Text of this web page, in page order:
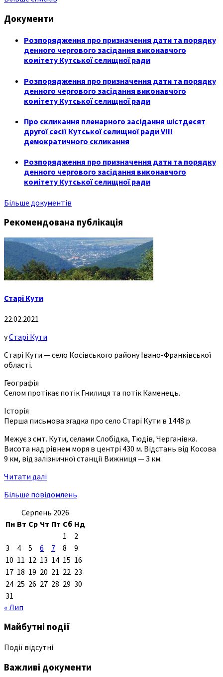
Документи
Розпорядження про призначення дати та порядку
денного чергового засідання виконавчого
комітету Кутської селищної ради
Розпорядження про призначення дати та порядку
денного чергового засідання виконавчого
комітету Кутської селищної ради
Про скликання пленарного засідання шістдесят
другої сесії Кутської селищної ради VIII
демократичного скликання
Розпорядження про призначення дати та порядку
денного чергового засідання виконавчого
комітету Кутської селищної ради
Більше документів
Рекомендована публікація
Старі Кути
22.02.2021
уСтарі Кути
Старі Кути — село Косівського району Івано-Франківської
області.
Географія
Селом протікає потік Гнилиця та потік Каменець.
Історія
Перша письмова згадка про село Старі Кути в 1448 р.
Межує з смт. Кути, селами Слобідка, Тюдів, Черганівка.
Висота над рівнем моря в центрі 430 м. Відстань від Косова
9 км, від залізничної станції Вижниця — 3 км.
Читати далі
Більше повідомлень
Серпень 2026
Пн Вт Ср Чт Пт Сб Нд
1
2
3
4 5 6 7 8
9
10 11 12 13 14 15 16
17 18 19 20 21 22 23
24 25 26 27 28 29 30
31
« Лип
Майбутні події
Події відсутні
Важливі документи